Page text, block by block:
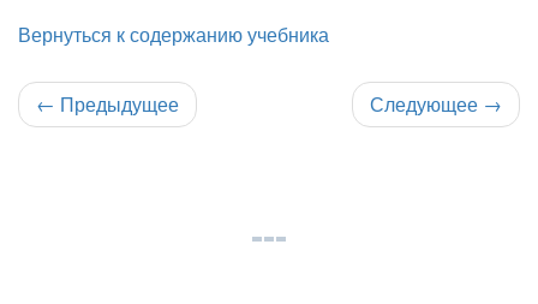
Вернуться к содержанию учебника
← Предыдущее Следующее →